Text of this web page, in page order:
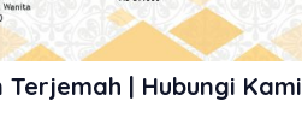
| Hubungi Kami